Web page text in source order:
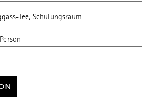
Tee, Schulungsraum